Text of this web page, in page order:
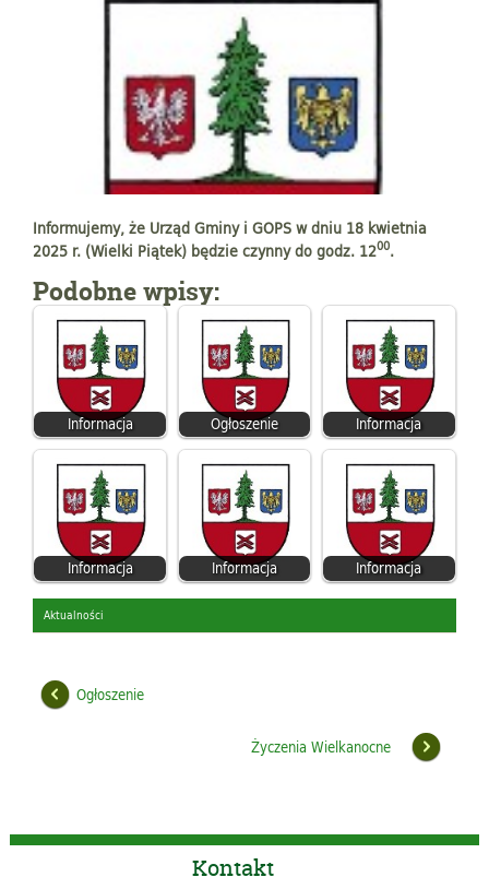
Informujemy, że Urząd Gminy i GOPS w dniu 18 kwietnia
2025 r. (Wielki Piątek) będzie czynny do godz. 1200.
Podobne wpisy:
Informacja Ogłoszenie Informacja
Informacja Informacja Informacja
Aktualności
Ogłoszenie
Życzenia Wielkanocne
Kontakt